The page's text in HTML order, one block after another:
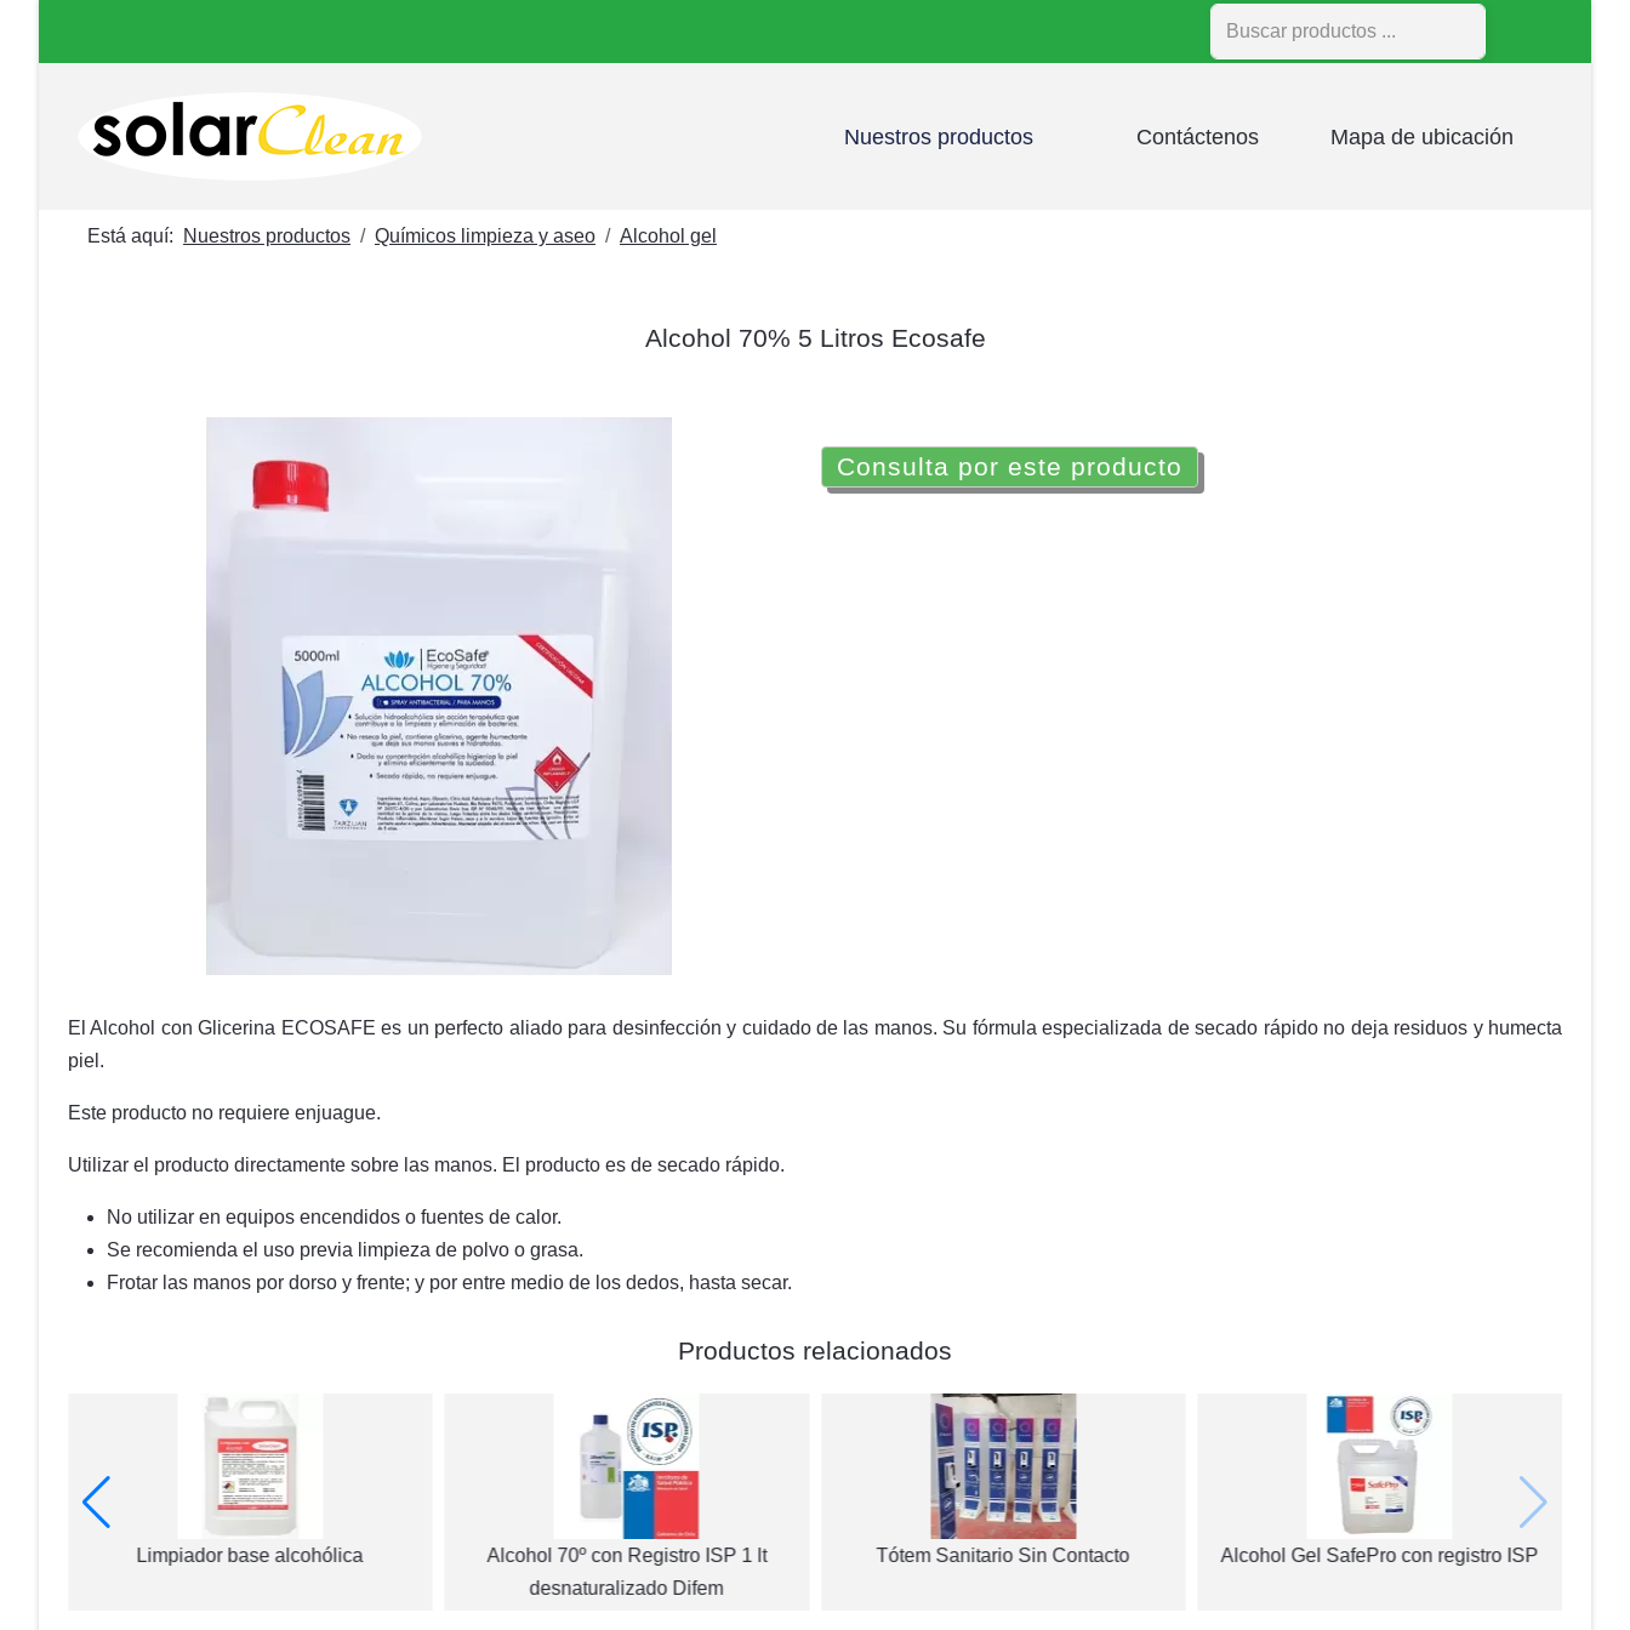
Buscar
Nuestros productos Contáctenos Mapa de ubicación
Está aquí: Nuestros productos Químicos limpieza y aseo Alcohol gel
Alcohol 70% 5 Litros Ecosafe
Consulta por este producto
El Alcohol con Glicerina ECOSAFE es un perfecto aliado para desinfección y cuidado de las manos. Su fórmula especializada de secado rápido no deja residuos y humecta
piel.
Este producto no requiere enjuague.
Utilizar el producto directamente sobre las manos. El producto es de secado rápido.
No utilizar en equipos encendidos o fuentes de calor.
Se recomienda el uso previa limpieza de polvo o grasa.
Frotar las manos por dorso y frente; y por entre medio de los dedos, hasta secar.
Productos relacionados
Limpiador base alcohólica
Alcohol 70º con Registro ISP 1 lt
desnaturalizado Difem
Tótem Sanitario Sin Contacto Alcohol Gel SafePro con registro ISP